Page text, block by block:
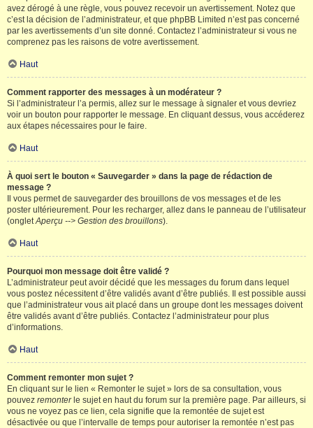
avez dérogé à une règle, vous pouvez recevoir un avertissement. Notez que
c’est la décision de l’administrateur, et que phpBB Limited n’est pas concerné
par les avertissements d’un site donné. Contactez l’administrateur si vous ne
comprenez pas les raisons de votre avertissement.
Haut
Comment rapporter des messages à un modérateur ?
Si l’administrateur l’a permis, allez sur le message à signaler et vous devriez
voir un bouton pour rapporter le message. En cliquant dessus, vous accéderez
aux étapes nécessaires pour le faire.
Haut
À quoi sert le bouton « Sauvegarder » dans la page de rédaction de
message ?
Il vous permet de sauvegarder des brouillons de vos messages et de les
poster ultérieurement. Pour les recharger, allez dans le panneau de l’utilisateur
(ongletAperçu --> Gestion des brouillons).
Haut
Pourquoi mon message doit être validé ?
L’administrateur peut avoir décidé que les messages du forum dans lequel
vous postez nécessitent d’être validés avant d’être publiés. Il est possible aussi
que l’administrateur vous ait placé dans un groupe dont les messages doivent
être validés avant d’être publiés. Contactez l’administrateur pour plus
d’informations.
Haut
Comment remonter mon sujet ?
En cliquant sur le lien « Remonter le sujet » lors de sa consultation, vous
pouvez remonterle sujet en haut du forum sur la première page. Par ailleurs, si
vous ne voyez pas ce lien, cela signifie que la remontée de sujet est
désactivée ou que l’intervalle de temps pour autoriser la remontée n’est pas